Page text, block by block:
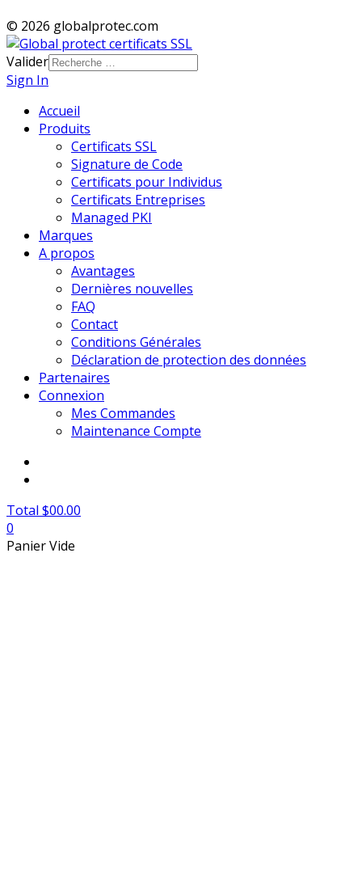
© 2026 globalprotec.com
Valider
Sign In
Accueil
Produits
Certificats SSL
Signature de Code
Certificats pour Individus
Certificats Entreprises
Managed PKI
Marques
A propos
Avantages
Dernières nouvelles
FAQ
Contact
Conditions Générales
Déclaration de protection des données
Partenaires
Connexion
Mes Commandes
Maintenance Compte
Total $00.00
0
Panier Vide